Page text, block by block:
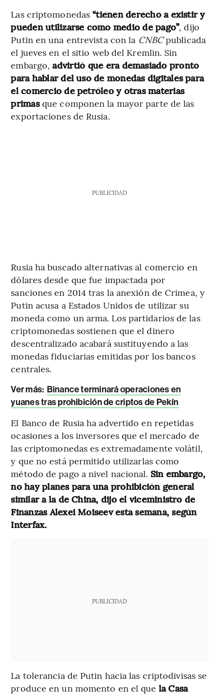
Las criptomonedas“tienen derecho a existir y
pueden utilizarse como medio de pago”, dijo
Putin en una entrevista con la CNBCpublicada
el jueves en el sitio web del Kremlin. Sin
embargo, advirtió que era demasiado pronto
para hablar del uso de monedas digitales para
el comercio de petróleo y otras materias
primasque componen la mayor parte de las
exportaciones de Rusia.
PUBLICIDAD
Rusia ha buscado alternativas al comercio en
dólares desde que fue impactada por
sanciones en 2014 tras la anexión de Crimea, y
Putin acusa a Estados Unidos de utilizar su
moneda como un arma. Los partidarios de las
criptomonedas sostienen que el dinero
descentralizado acabará sustituyendo a las
monedas fiduciarias emitidas por los bancos
centrales.
Ver más: Binance terminará operaciones en
yuanes tras prohibición de criptos de Pekín
El Banco de Rusia ha advertido en repetidas
ocasiones a los inversores que el mercado de
las criptomonedas es extremadamente volátil,
y que no está permitido utilizarlas como
método de pago a nivel nacional. Sin embargo,
no hay planes para una prohibición general
similar a la de China, dijo el viceministro de
Finanzas Alexei Moiseev esta semana, según
Interfax.
PUBLICIDAD
La tolerancia de Putin hacia las criptodivisas se
produce en un momento en el que la Casa